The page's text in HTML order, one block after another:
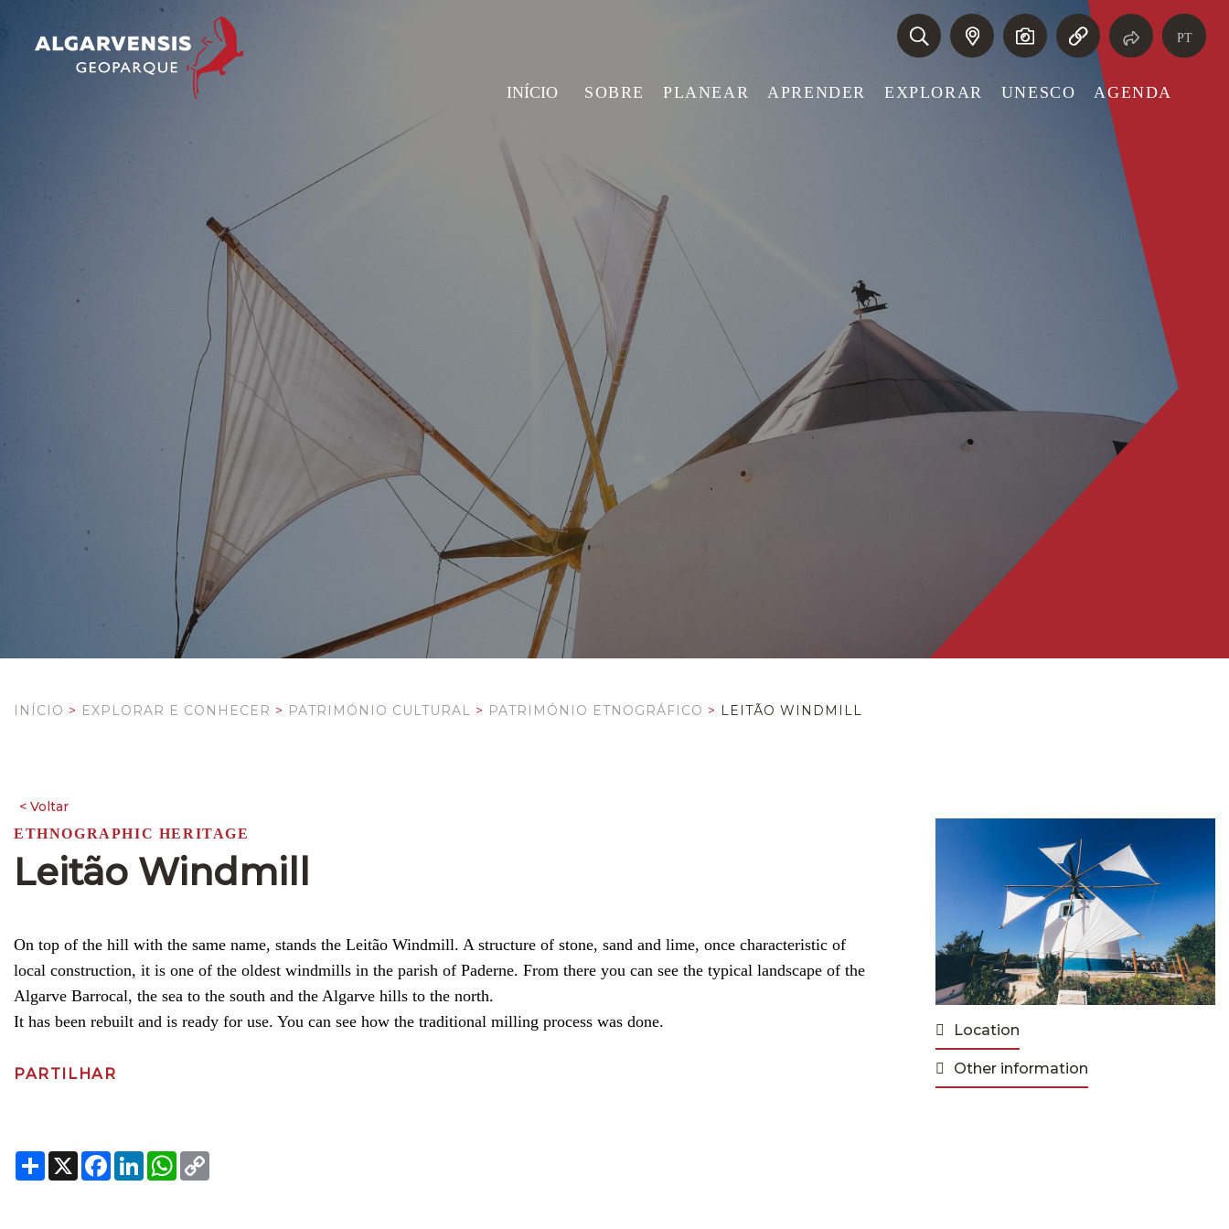
INÍCIO SOBRE PLANEAR APRENDER EXPLORAR UNESCO AGENDA
PT
INÍCIO > EXPLORAR E CONHECER > PATRIMÓNIO CULTURAL > PATRIMÓNIO ETNOGRÁFICO > LEITÃO WINDMILL
ETHNOGRAPHIC HERITAGE
Leitão Windmill
On top of the hill with the same name, stands the Leitão Windmill. A structure of stone, sand and lime, once characteristic of
local construction, it is one of the oldest windmills in the parish of Paderne. From there you can see the typical landscape of the
Algarve Barrocal, the sea to the south and the Algarve hills to the north.
It has been rebuilt and is ready for use. You can see how the traditional milling process was done.
PARTILHAR
Share
X Facebook
LinkedInWhatsApp
Location
Other information